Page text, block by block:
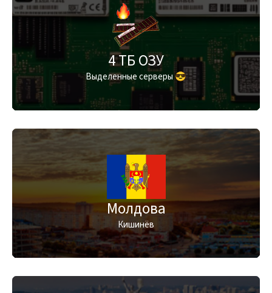
4 ТБ ОЗУ
Выделенные серверы 😎
Молдова
Кишинёв